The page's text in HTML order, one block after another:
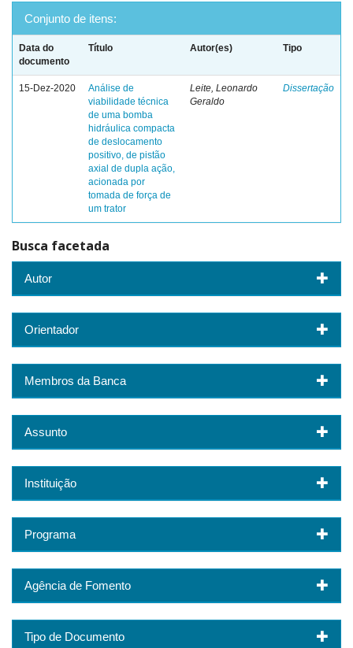
Conjunto de itens:
Data do
documento
Título Autor(es) Tipo
15-Dez-2020
Análise de
viabilidade técnica
de uma bomba
hidráulica compacta
de deslocamento
positivo, de pistão
axial de dupla ação,
acionada por
tomada de força de
um trator
Leite, Leonardo
Geraldo
Dissertação
Busca facetada
Autor
Orientador
Membros da Banca
Assunto
Instituição
Programa
Agência de Fomento
Tipo de Documento